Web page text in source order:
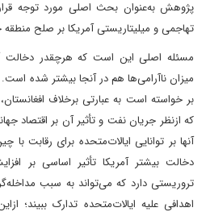
پژوهش به‌عنوان بحث اصلی مورد توجه
تهاجمی و میلیتاریستی آمریکا بر صلح منطقه
مسئله اصلی این است که هرچقدر دخالت
میزان ناآرامی‌ها هم در آنجا بیشتر شده
بر خواسته است به عبارتی برخلاف
که ازنظر جریان نفت و تأثیر آن بر اقتصاد
آنها بر توانایی ایالات‌متحده برای رقابت با
دخالت بیشتر آمریکا تأثیر اساسی بر
تروریستی دارد که می‌تواند به سبب
اهدافی علیه ایالات‌متحده تدارک ببیند؛